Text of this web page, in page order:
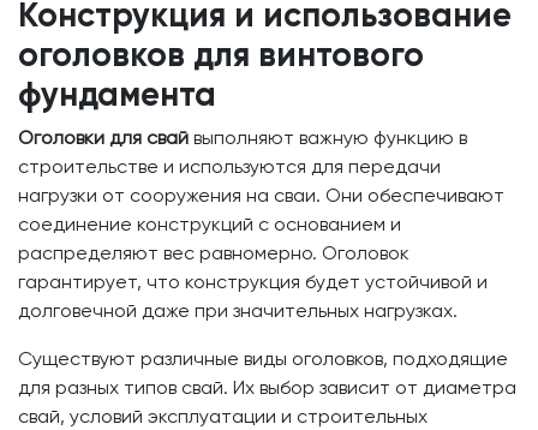
Конструкция и использование
оголовков для винтового
фундамента
Оголовки для свай выполняют важную функцию в
строительстве и используются для передачи
нагрузки от сооружения на сваи. Они обеспечивают
соединение конструкций с основанием и
распределяют вес равномерно. Оголовок
гарантирует, что конструкция будет устойчивой и
долговечной даже при значительных нагрузках.
Существуют различные виды оголовков, подходящие
для разных типов свай. Их выбор зависит от диаметра
свай, условий эксплуатации и строительных